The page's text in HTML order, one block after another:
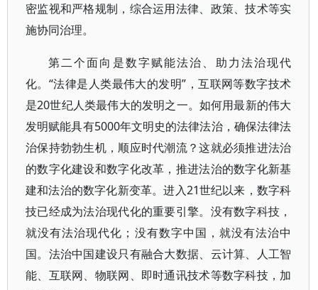
密监视和严格规制，综合运用法律、政策、技术等实
施协同治理。
第二个面向是数字赋能法治、助力法治现代
化。“法律是人类最伟大的发明”，互联网等数字技术
是20世纪人类最伟大的发明之一。如何用最新的伟大
发明赋能具有5000年文明史的法律法治，确保法律法
治保持勃勃生机，顺应时代潮流？这就必须推进法治
的数字化建设和数字化改革，推进法治的数字化新基
建和法治的数字化新变革。进入21世纪以来，数字科
技已经成为法治现代化的重要引擎。没有数字科技，
就没有法治现代化；没有数字中国，就没有法治中
国。法治中国建设只有融合大数据、云计算、人工智
能、互联网、物联网、即时通讯技术等数字科技，加